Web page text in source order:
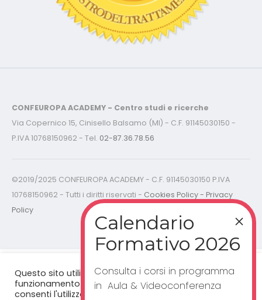
CONFEUROPA ACADEMY - Centro studi e ricerche
Via Copernico 15, Cinisello Balsamo (MI) - C.F. 91145030150 -
P.IVA 10768150962 - Tel. 02-87.36.78.56
©2019/2025 CONFEUROPA ACADEMY - C.F. 91145030150 P.IVA
10768150962 - Tutti i diritti riservati - Cookies Policy - Privacy
Policy
Questo sito utilizza cookie per un corretto
funzionamento del sito web. Cliccando "accetta”,
consenti l'utilizzo dei cookie.
Consulta i corsi in programma
in Aula & Videoconferenza